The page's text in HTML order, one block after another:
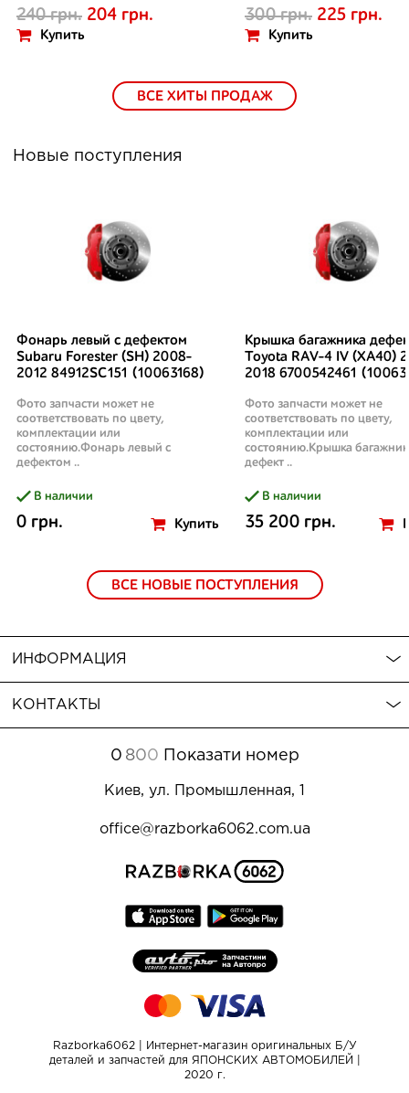
240 грн. 204 грн.
Купить
300 грн. 225 грн.
Купить
ВСЕ ХИТЫ ПРОДАЖ
Новые поступления
Фонарь левый с дефектом
Subaru Forester (SH) 2008-
2012 84912SC151 (10063168)
Фото запчасти может не
соответствовать по цвету,
комплектации или
состоянию.Фонарь левый с
дефектом ..
В наличии
0 грн. Купить
Крышка багажника
Toyota RAV-4 IV (XA40)
2018 6700542461
Фото запчасти может не
соответствовать по цвету,
комплектации или
состоянию.Крышка
дефект ..
В наличии
35 200 грн.
ВСЕ НОВЫЕ ПОСТУПЛЕНИЯ
ИНФОРМАЦИЯ
КОНТАКТЫ
0 800 Показати номер
Киев, ул. Промышленная, 1
office@razborka6062.com.ua
Razborka6062 | Интернет-магазин оригинальных Б/У
деталей и запчастей для ЯПОНСКИХ АВТОМОБИЛЕЙ |
2020 г.